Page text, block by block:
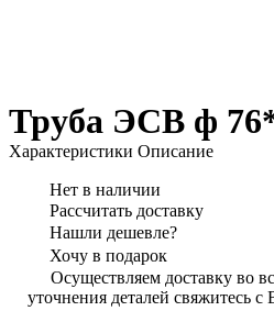
Труба ЭСВ ф
Характеристики Описание
Нет в наличии
Рассчитать доставку
Нашли дешевле?
Хочу в подарок
Осуществляем доставку во
уточнения деталей свяжитесь